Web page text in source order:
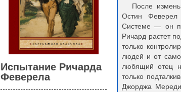
Испытание Ричарда
Феверела
После
Остин Феверел
Системе — он
Ричард растет
только
людей и от
любящий отец
только
Джорджа